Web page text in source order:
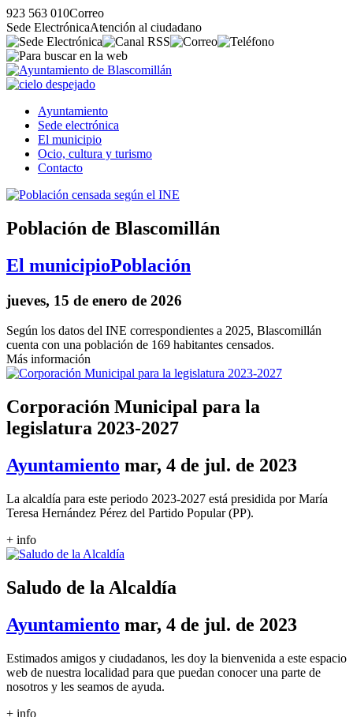
923 563 010Correo
Sede ElectrónicaAtención al ciudadano
Ayuntamiento
Sede electrónica
El municipio
Ocio, cultura y turismo
Contacto
Población de Blascomillán
El municipioPoblación
jueves, 15 de enero de 2026
Según los datos del INE correspondientes a 2025, Blascomillán
cuenta con una población de 169 habitantes censados.
Más información
Corporación Municipal para la
legislatura 2023-2027
Ayuntamiento mar, 4 de jul. de 2023
La alcaldía para este periodo 2023-2027 está presidida por María
Teresa Hernández Pérez del Partido Popular (PP).
+ info
Saludo de la Alcaldía
Ayuntamiento mar, 4 de jul. de 2023
Estimados amigos y ciudadanos, les doy la bienvenida a este espacio
web de nuestra localidad para que puedan conocer una parte de
nosotros y les seamos de ayuda.
+ info